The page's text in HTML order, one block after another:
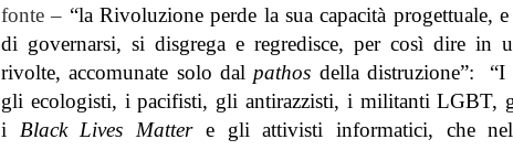
fonte – “la Rivoluzione perde la sua capacità progettuale, e
di governarsi, si disgrega e regredisce, per così dire in
rivolte, accomunate solo dal pathos della distruzione”:
gli ecologisti, i pacifisti, gli antirazzisti, i militanti LGBT,
i Black Lives Mattere gli attivisti informatici, che